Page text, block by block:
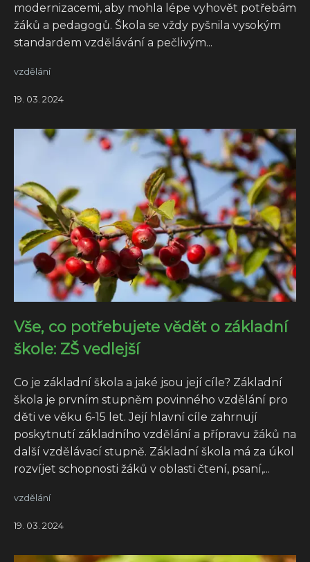
modernizacemi, aby mohla lépe vyhovět potřebám
žáků a pedagogů. Škola se vždy pyšnila vysokým
standardem vzdělávání a pečlivým...
vzdělání
19. 03. 2024
Vše, co potřebujete vědět o základní
škole: ZŠ vedlejší
Co je základní škola a jaké jsou její cíle? Základní
škola je prvním stupněm povinného vzdělání pro
děti ve věku 6-15 let. Její hlavní cíle zahrnují
poskytnutí základního vzdělání a přípravu žáků na
další vzdělávací stupně. Základní škola má za úkol
rozvíjet schopnosti žáků v oblasti čtení, psaní,...
vzdělání
19. 03. 2024